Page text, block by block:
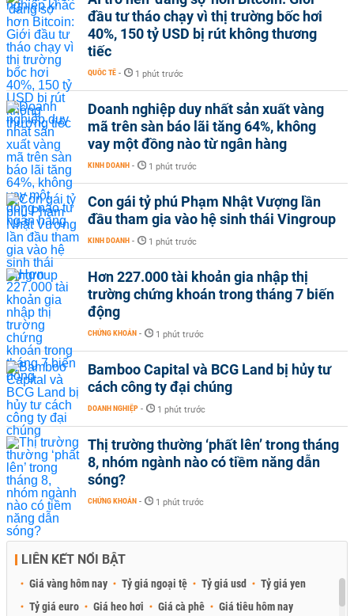
đầu tư tháo chạy vì thị trường bốc hơi
40%, 150 tỷ USD bị rút không thương
tiếc
QUỐC TẾ - 1 phút trước
Doanh nghiệp duy nhất sản xuất vàng
mã trên sàn báo lãi tăng 64%, không
vay một đồng nào từ ngân hàng
KINH DOANH - 1 phút trước
Con gái tỷ phú Phạm Nhật Vượng lần
đầu tham gia vào hệ sinh thái Vingroup
KINH DOANH - 1 phút trước
Hơn 227.000 tài khoản gia nhập thị
trường chứng khoán trong tháng 7 biến
động
CHỨNG KHOÁN - 1 phút trước
Bamboo Capital và BCG Land bị hủy tư
cách công ty đại chúng
DOANH NGHIỆP - 1 phút trước
Thị trường thường ‘phất lên’ trong tháng
8, nhóm ngành nào có tiềm năng dẫn
sóng?
CHỨNG KHOÁN - 1 phút trước
LIÊN KẾT NỔI BẬT
Giá vàng hôm nay Tỷ giá ngoại tệ Tỷ giá usd
Tỷ giá yen
Tỷ giá euro
Giá heo hơi Giá cà phê Giá tiêu hôm nay